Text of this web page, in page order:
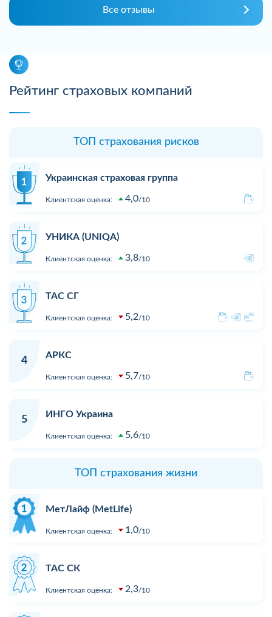
Все отзывы
Рейтинг страховых компаний
ТОП страхования рисков
Украинская страховая группа
Клиентская оценка: 4,0 10
УНИКА (UNIQA)
Клиентская оценка: 3,8 10
ТАС СГ
Клиентская оценка: 5,2 10
4
АРКС
Клиентская оценка: 5,7 10
5
ИНГО Украина
Клиентская оценка: 5,6 10
ТОП страхования жизни
МетЛайф (MetLife)
Клиентская оценка: 1,0 10
ТАС СК
Клиентская оценка: 2,3 10